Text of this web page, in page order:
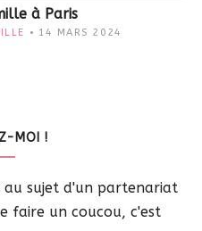
à Paris
14 MARS 2024
MOI !
au sujet d'un partenariat
faire un coucou, c'est